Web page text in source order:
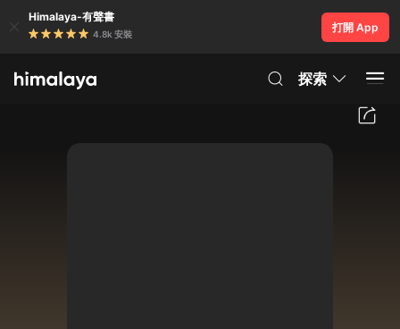
Himalaya-有聲書
4.8k 安裝
打開 App
探索